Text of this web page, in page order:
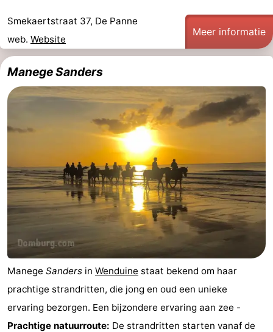
-
Rondvaarten
-
Speeltuinen
-
Binnenspeeltuinen
-
Bowlen
-
centra
Dorpen
&
Natuur
-
Zwembaden
-
Fietsen
Smekaertstraat 37, De Panne
web. Website
Meer informatie
Manege Sanders
Manege Sanders in Wenduine staat bekend om haar
prachtige strandritten, die jong en oud een unieke
ervaring bezorgen. Een bijzondere ervaring aan zee -
Prachtige natuurroute: De strandritten starten vanaf de